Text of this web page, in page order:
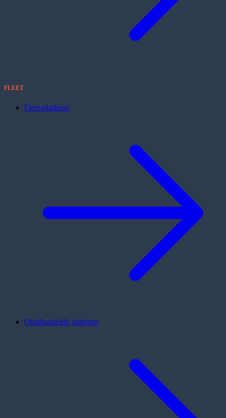
FLEET
Fleet-platform
Onafhankelijk platform